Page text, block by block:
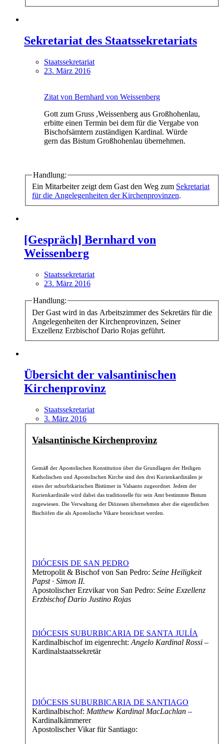
Sekretariat des Staatssekretariats
Staatssekretariat
23. März 2016
Zitat von Bernhard von Weissenberg
Gott zum Gruss ,Weissenberg aus Großhohenlau,
erbitte einen Termin bei dem für die Vergabe von
Bischofsämtern zuständigen Kardinal. Würde
gern das Bistum Großhohenlau übernehmen.
Handlung:
Ein Mitarbeiter zeigt dem Gast den Weg zum Sekretariat
für die Angelegenheiten der Kirchenprovinzen.
[Gespräch] Bernhard von
Weissenberg
Staatssekretariat
23. März 2016
Handlung:
Der Gast wird in das Arbeitszimmer des Sekretärs für die
Angelegenheiten der Kirchenprovinzen, Seiner
Exzellenz Erzbischof Dario Rojas geführt.
Übersicht der valsantinischen
Kirchenprovinz
Staatssekretariat
3. März 2016
Valsantinische Kirchenprovinz
Gemäß der Apostolischen Konstitution über die Grundlagen der Heiligen
Katholischen und Apostolischen Kirche sind den drei Kurienkardinälen je
eines der suburbikarischen Bistümer in Valsanto zugeordnet. Jedem der
Kurienkardinäle wird dabei das traditionelle für sein Amt bestimmte Bistum
zugewiesen. Die Verwaltung der Diözesen übernehmen aber die eigentlichen
Bischöfen die als Apostolische Vikare bezeichnet werden.
DIÓCESIS DE SAN PEDRO
Metropolit & Bischof von San Pedro: Seine Heiligkeit
Papst · Simon II.
Apostolischer Erzvikar von San Pedro: Seine Exzellenz
Erzbischof Dario Justino Rojas
DIÓCESIS SUBURBICARIA DE SANTA JULÍA
Kardinalbischof im eigenrecht: Angelo Kardinal Rossi –
Kardinalstaatssekretär
DIÓCESIS SUBURBICARIA DE SANTIAGO
Kardinalbischof: Matthew Kardinal MacLachlan –
Kardinalkämmerer
Apostolischer Vikar für Santiago: